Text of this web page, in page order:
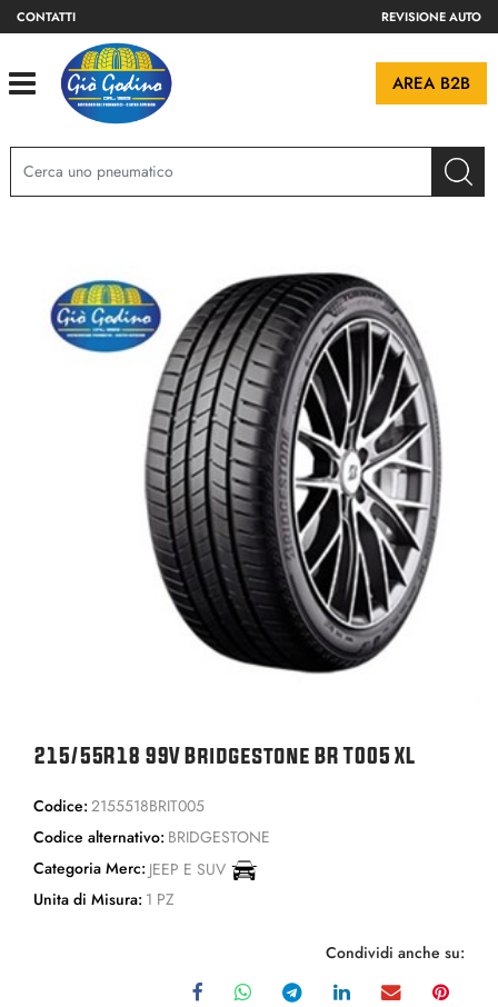
CONTATTI REVISIONE AUTO
Open AREA B2B
215/55R18 99V Bridgestone BR T005 XL
Codice: 2155518BRIT005
Codice alternativo: BRIDGESTONE
Categoria Merc: JEEP E SUV
Unita di Misura: 1 PZ
Condividi anche su: